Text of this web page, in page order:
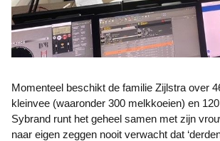
Momenteel beschikt de familie Zijlstra over 460 stuks groot- en
kleinvee (waaronder 300 melkkoeien) en
Sybrand runt het geheel samen met zijn
naar eigen zeggen nooit verwacht dat